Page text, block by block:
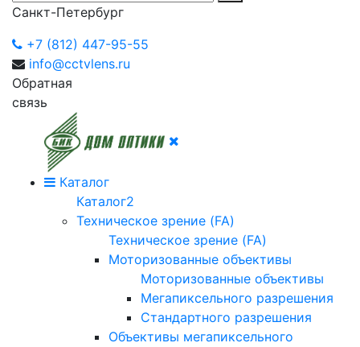
Санкт-Петербург
+7 (812) 447-95-55
info@cctvlens.ru
Обратная
связь
Каталог
Каталог2
Техническое зрение (FA)
Техническое зрение (FA)
Моторизованные объективы
Моторизованные объективы
Мегапиксельного разрешения
Стандартного разрешения
Объективы мегапиксельного